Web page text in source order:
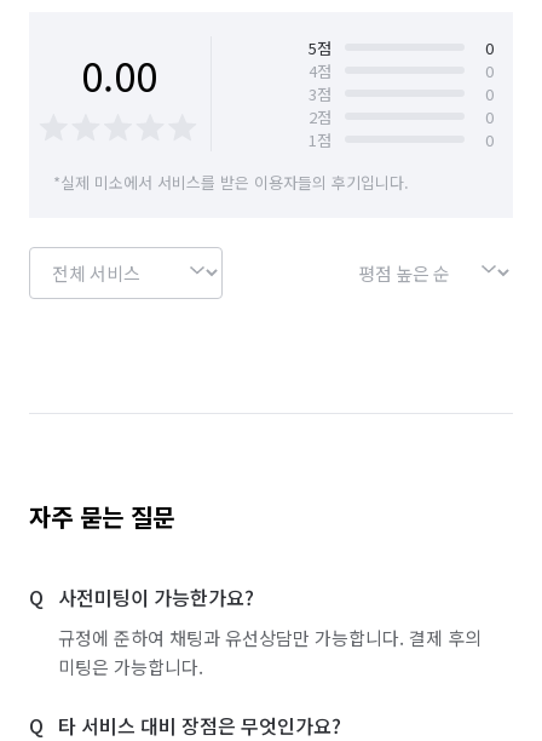
0.00 5점
0
4점
0
3점
0
2점
0
1점
0
*실제 미소에서 서비스를 받은 이용자들의 후기입니다.
자주 묻는 질문
사전미팅이 가능한가요?
규정에 준하여 채팅과 유선상담만 가능합니다. 결제 후의
미팅은 가능합니다.
타 서비스 대비 장점은 무엇인가요?